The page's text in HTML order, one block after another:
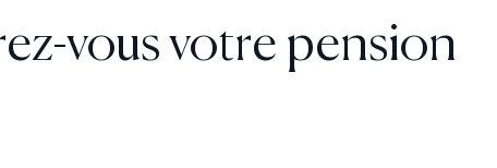
vous votre pension